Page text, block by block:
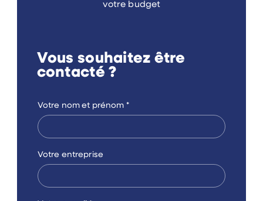
votre budget
Vous souhaitez être
contacté ?
Votre nom et prénom *
Votre entreprise